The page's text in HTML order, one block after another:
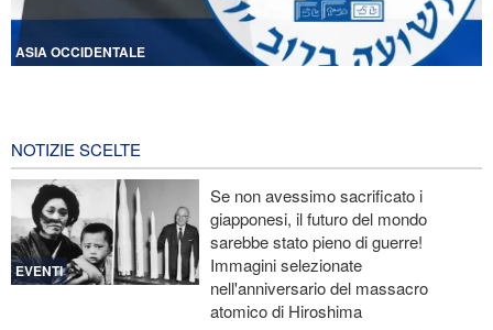
ASIA OCCIDENTALE
Lesioni traumatiche al cervello per oltre 700 militari statunitensi
negli attacchi dell’Iran
La risposta di Ghalibaf a Trump: La diplomazia teatrale in loop è
un fallimento
Ibn al-Reza: La tecnologia nazionale dell'Iran è superiore a
NOTIZIE SCELTE
EVENTI
Se non avessimo sacrificato i
giapponesi, il futuro del mondo
sarebbe stato pieno di guerre!
Immagini selezionate
nell'anniversario del massacro
atomico di Hiroshima